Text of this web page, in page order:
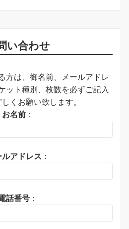
い合わせ
方は、御名前、メールアドレ
ット種別、枚数を必ずご記入
くお願い致します。
お名前 ：
ルアドレス ：
話番号 ：